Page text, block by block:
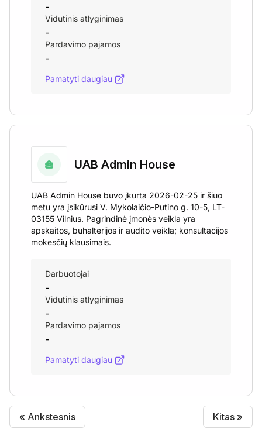
-
Vidutinis atlyginimas
-
Pardavimo pajamos
-
Pamatyti daugiau
UAB Admin House
UAB Admin House buvo įkurta 2026-02-25 ir šiuo
metu yra įsikūrusi V. Mykolaičio-Putino g. 10-5, LT-
03155 Vilnius. Pagrindinė įmonės veikla yra
apskaitos, buhalterijos ir audito veikla; konsultacijos
mokesčių klausimais.
Darbuotojai
-
Vidutinis atlyginimas
-
Pardavimo pajamos
-
Pamatyti daugiau
« Ankstesnis Kitas »